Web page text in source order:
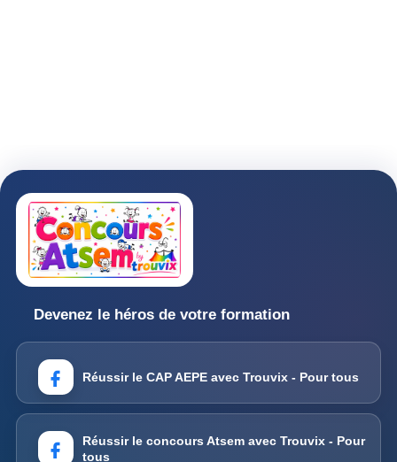
Devenez le héros de votre formation
Réussir le CAP AEPE avec Trouvix - Pour tous
Réussir le concours Atsem avec Trouvix - Pour
tous